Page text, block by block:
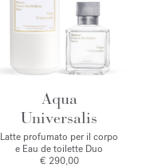
Aqua
Universalis
Latte profumato per il corpo
e Eau de toilette Duo
€ 290,00